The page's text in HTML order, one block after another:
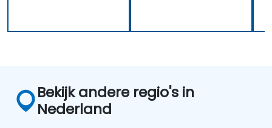
Bekijk andere regio's in
Nederland